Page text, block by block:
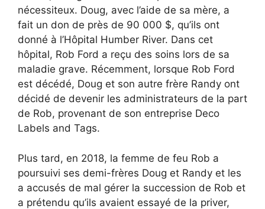
nécessiteux. Doug, avec l’aide de sa mère, a
fait un don de près de 90 000 $, qu’ils ont
donné à l’Hôpital Humber River. Dans cet
hôpital, Rob Ford a reçu des soins lors de sa
maladie grave. Récemment, lorsque Rob Ford
est décédé, Doug et son autre frère Randy ont
décidé de devenir les administrateurs de la part
de Rob, provenant de son entreprise Deco
Labels and Tags.
Plus tard, en 2018, la femme de feu Rob a
poursuivi ses demi-frères Doug et Randy et les
a accusés de mal gérer la succession de Rob et
a prétendu qu’ils avaient essayé de la priver,